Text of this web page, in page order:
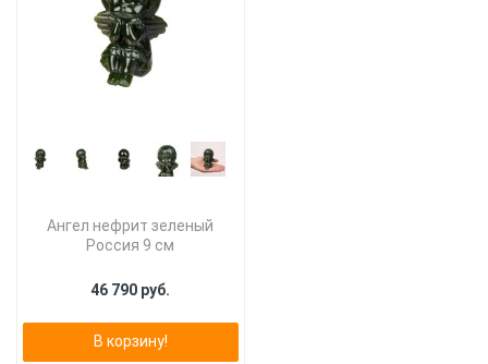
Ангел нефрит зеленый
Россия 9 см
46 790 руб.
В корзину!